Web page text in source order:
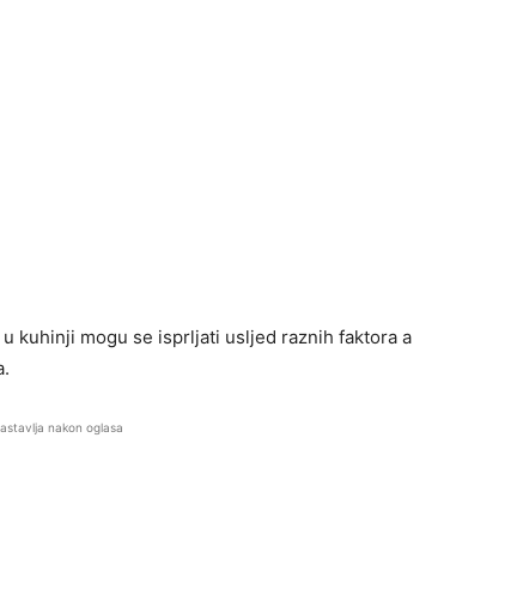
kuhinji mogu se isprljati usljed raznih faktora a
nakon oglasa